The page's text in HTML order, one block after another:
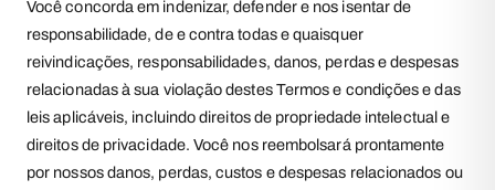
Você concorda em indenizar, defender e nos isentar de
responsabilidade, de e contra todas e quaisquer
reivindicações, responsabilidades, danos, perdas e despesas
relacionadas à sua violação destes Termos e condições e das
leis aplicáveis, incluindo direitos de propriedade intelectual e
direitos de privacidade. Você nos reembolsará prontamente
por nossos danos, perdas, custos e despesas relacionados ou